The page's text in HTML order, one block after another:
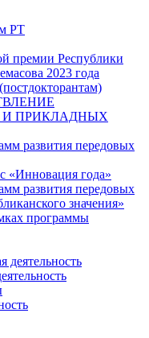
РТ
премии Республики
2023 года
ПРИКЛАДНЫХ
развития передовых
«Инновация года»
развития передовых
значения»
программы
деятельность